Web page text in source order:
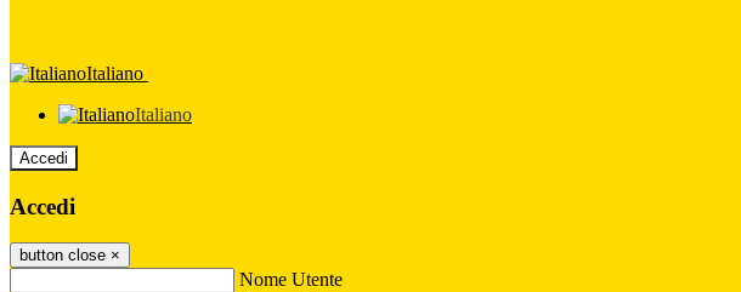
Italiano
Italiano
Accedi
Accedi
button close ×
Nome Utente